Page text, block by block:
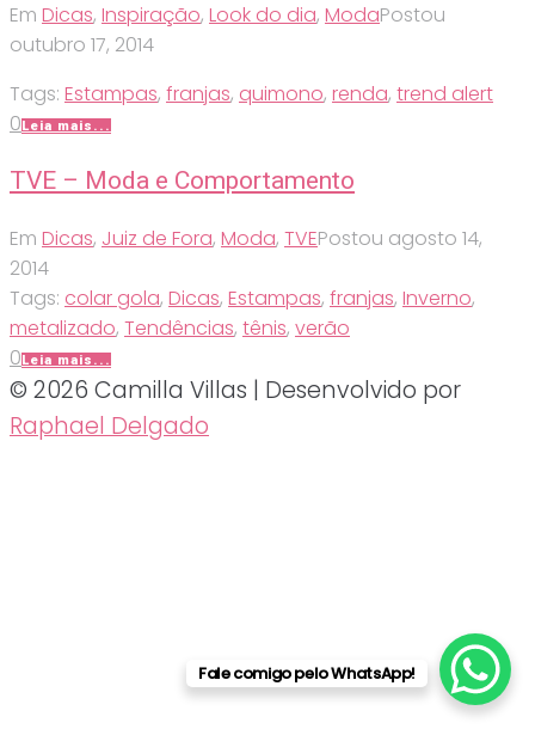
Em Dicas, Inspiração, Look do dia, ModaPostou
outubro 17, 2014
Tags: Estampas, franjas, quimono, renda, trend alert
0Leia mais...
TVE – Moda e Comportamento
Em Dicas, Juiz de Fora, Moda, TVEPostou agosto 14,
2014
Tags: colar gola, Dicas, Estampas, franjas, Inverno,
metalizado, Tendências, tênis, verão
0Leia mais...
© 2026 Camilla Villas | Desenvolvido por
Raphael Delgado
Fale comigo pelo WhatsApp!